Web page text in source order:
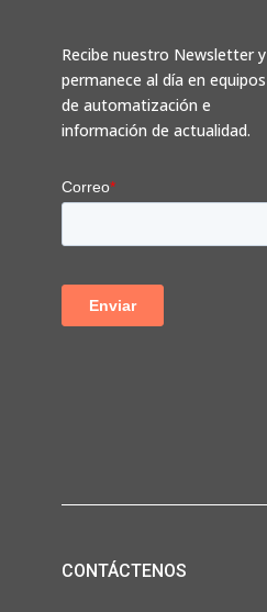
Recibe nuestro Newsletter y
permanece al día en equipos
de automatización e
información de actualidad.
CONTÁCTENOS